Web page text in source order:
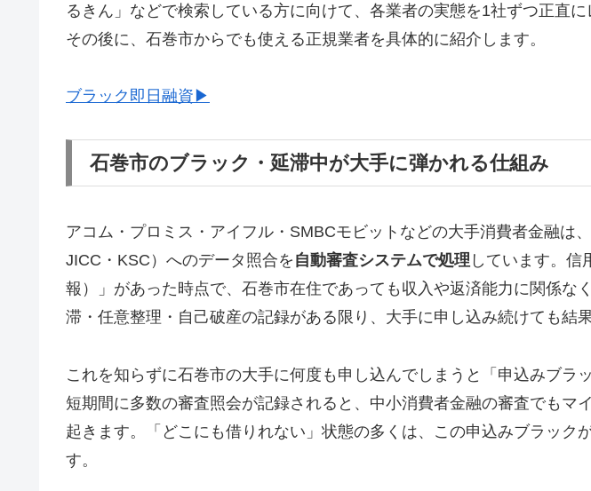
るきん」などで検索している方に向けて、各業者の実態を1社ずつ正直
その後に、石巻市からでも使える正規業者を具体的に紹介します。
ブラック即日融資▶
石巻市のブラック・延滞中が大手に弾かれる仕組み
アコム・プロミス・アイフル・SMBCモビットなどの大手消費者金融は
JICC・KSC）へのデータ照合を 自動審査システムで処理 しています。信
報）」があった時点で、石巻市在住であっても収入や返済能力に関係な
滞・任意整理・自己破産の記録がある限り、大手に申し込み続けても結
これを知らずに石巻市の大手に何度も申し込んでしまうと「申込みブラ
短期間に多数の審査照会が記録されると、中小消費者金融の審査でもマ
起きます。「どこにも借りれない」状態の多くは、この申込みブラック
す。